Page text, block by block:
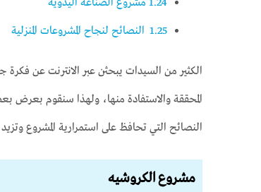
1.25النصائح لنجاح المشروعات المنزلية
الكثير من السيدات يبحثن عبر الانترنت عن فكرة
المحققة والاستفادة منها، ولهذا سنقوم بعرض
النصائح التي تحافظ على استمرارية المشروع
مشروع الكروشيه